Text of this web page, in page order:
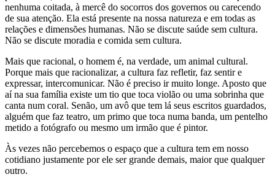
nenhuma coitada, à mercê do socorros dos governos ou carecendo
de sua atenção. Ela está presente na nossa natureza e em todas as
relações e dimensões humanas. Não se discute saúde sem cultura.
Não se discute moradia e comida sem cultura.
Mais que racional, o homem é, na verdade, um animal cultural.
Porque mais que racionalizar, a cultura faz refletir, faz sentir e
expressar, intercomunicar. Não é preciso ir muito longe. Aposto que
aí na sua família existe um tio que toca violão ou uma sobrinha que
canta num coral. Senão, um avô que tem lá seus escritos guardados,
alguém que faz teatro, um primo que toca numa banda, um pentelho
metido a fotógrafo ou mesmo um irmão que é pintor.
Às vezes não percebemos o espaço que a cultura tem em nosso
cotidiano justamente por ele ser grande demais, maior que qualquer
outro.